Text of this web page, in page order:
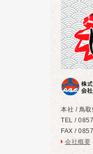
本社 / 鳥
TEL /
FAX /
会社概要